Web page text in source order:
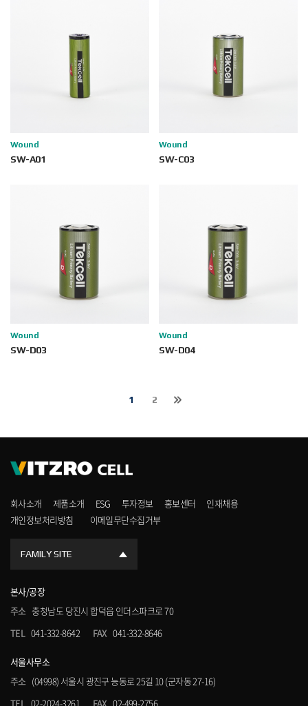
Wound
SW-A01
Wound
SW-C03
Wound
SW-D03
Wound
SW-D04
1 2
회사소개 제품소개 ESG 투자정보 홍보센터
인재채용
개인정보처리방침
이메일무단수집거부
FAMILY SITE
본사/공장
주소 충청남도 당진시 합덕읍 인더스파크로 70
TEL 041-332-8642 FAX 041-332-8646
서울사무소
주소 (04998) 서울시 광진구 능동로 25길 10 (군자동 27-16)
TEL
02-2024-3261 FAX 02-499-2756